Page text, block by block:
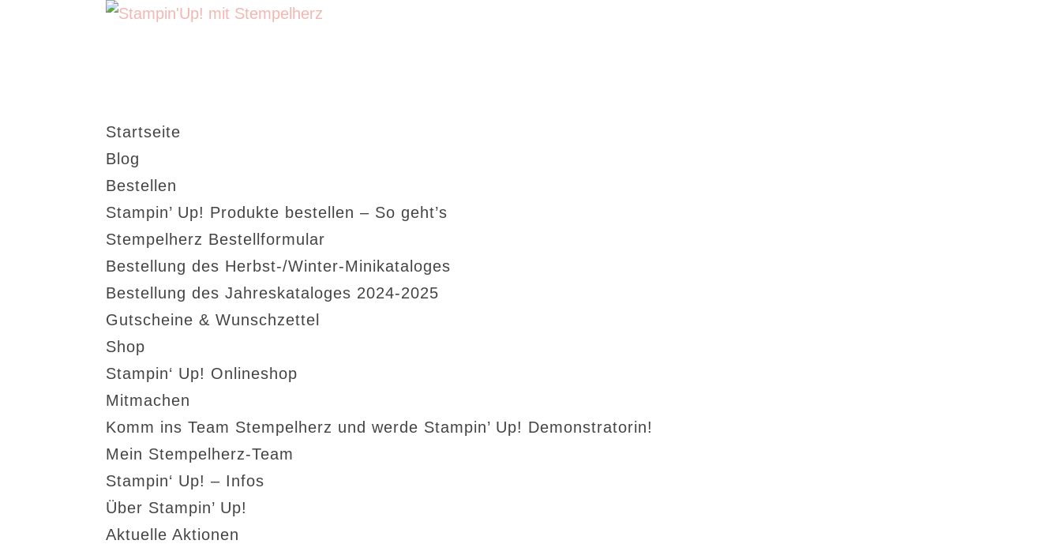
Startseite
Blog
Bestellen
Stampin’ Up! Produkte bestellen – So geht’s
Stempelherz Bestellformular
Bestellung des Herbst-/Winter-Minikataloges
Bestellung des Jahreskataloges 2024-2025
Gutscheine & Wunschzettel
Shop
Stampin‘ Up! Onlineshop
Mitmachen
Komm ins Team Stempelherz und werde Stampin’ Up! Demonstratorin!
Mein Stempelherz-Team
Stampin‘ Up! – Infos
Über Stampin’ Up!
Aktuelle Aktionen